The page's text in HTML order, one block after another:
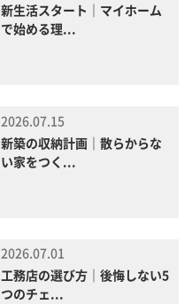
新生活スタート｜マイホーム
で始める理...
2026.07.15
新築の収納計画｜散らからな
い家をつく...
2026.07.01
工務店の選び方｜後悔しない5
つのチェ...